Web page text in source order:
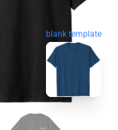
blank template